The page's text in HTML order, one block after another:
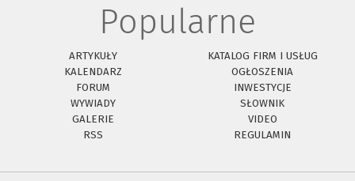
Popularne
ARTYKUŁY
KATALOG FIRM I USŁUG
KALENDARZ
OGŁOSZENIA
FORUM
INWESTYCJE
WYWIADY
SŁOWNIK
GALERIE
VIDEO
RSS
REGULAMIN